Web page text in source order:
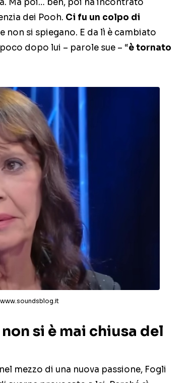
Ma poi… beh, poi ha incontrato
dei Pooh. Ci fu un colpo di
non si spiegano. E da lì è cambiato
dopo lui – parole sue – “è tornato
si è mai chiusa del
mezzo di una nuova passione, Fogli